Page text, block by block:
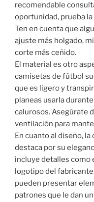
recomendable
oportunidad, prueba
Ten en cuenta que
ajuste más holgado,
corte más ceñido.
El material es otro
camisetas de fútbol
que es ligero y
planeas usarla
calurosos. Asegúrate
ventilación para
En cuanto al diseño,
destaca por su
incluye detalles como
logotipo del
pueden presentar
patrones que le dan